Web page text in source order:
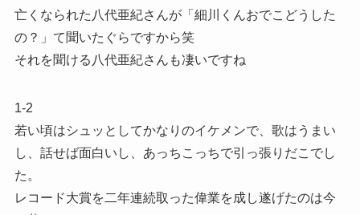
亡くなられた八代亜紀さんが「細川くんおでこどうした
の？」て聞いたぐらですから笑
それを聞ける八代亜紀さんも凄いですね
1-2
若い頃はシュッとしてかなりのイケメンで、歌はうまい
し、話せば面白いし、あっちこっちで引っ張りだこでし
た。
レコード大賞を二年連続取った偉業を成し遂げたのは今